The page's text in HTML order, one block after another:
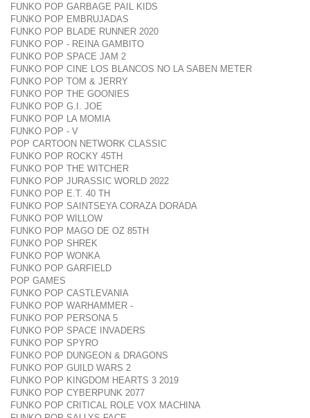
FUNKO POP GARBAGE PAIL KIDS
FUNKO POP EMBRUJADAS
FUNKO POP BLADE RUNNER 2020
FUNKO POP - REINA GAMBITO
FUNKO POP SPACE JAM 2
FUNKO POP CINE LOS BLANCOS NO LA SABEN METER
FUNKO POP TOM & JERRY
FUNKO POP THE GOONIES
FUNKO POP G.I. JOE
FUNKO POP LA MOMIA
FUNKO POP - V
POP CARTOON NETWORK CLASSIC
FUNKO POP ROCKY 45TH
FUNKO POP THE WITCHER
FUNKO POP JURASSIC WORLD 2022
FUNKO POP E.T. 40 TH
FUNKO POP SAINTSEYA CORAZA DORADA
FUNKO POP WILLOW
FUNKO POP MAGO DE OZ 85TH
FUNKO POP SHREK
FUNKO POP WONKA
FUNKO POP GARFIELD
POP GAMES
FUNKO POP CASTLEVANIA
FUNKO POP WARHAMMER -
FUNKO POP PERSONA 5
FUNKO POP SPACE INVADERS
FUNKO POP SPYRO
FUNKO POP DUNGEON & DRAGONS
FUNKO POP GUILD WARS 2
FUNKO POP KINGDOM HEARTS 3 2019
FUNKO POP CYBERPUNK 2077
FUNKO POP CRITICAL ROLE VOX MACHINA